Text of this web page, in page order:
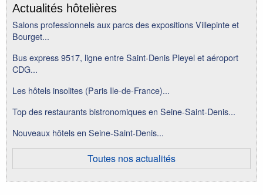
Actualités hôtelières
Salons professionnels aux parcs des expositions Villepinte et
Bourget...
Bus express 9517, ligne entre Saint-Denis Pleyel et aéroport
CDG...
Les hôtels insolites (Paris Ile-de-France)...
Top des restaurants bistronomiques en Seine-Saint-Denis...
Nouveaux hôtels en Seine-Saint-Denis...
Toutes nos actualités